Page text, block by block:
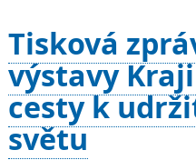
Tisková
výstavy
cesty k
světu